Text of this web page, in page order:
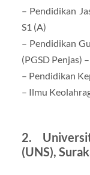
– Pendidikan
S1 (A)
– Pendidikan
(PGSD Penjas)
– Pendidikan
– Ilmu
2.
(UNS),